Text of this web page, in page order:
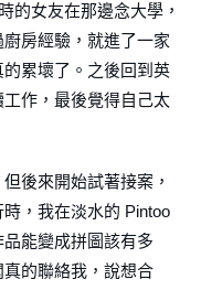
的女友在那邊念大學，
房經驗，就進了一家
累壞了。之後回到英
作，最後覺得自己太
後來開始試著接案，
，我在淡水的 Pintoo
能變成拼圖該有多
的聯絡我，說想合